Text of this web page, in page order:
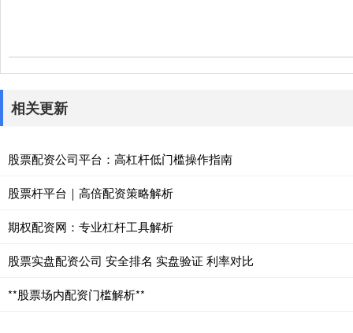
相关更新
股票配资公司平台：高杠杆低门槛操作指南
股票杆平台｜高倍配资策略解析
期权配资网：专业杠杆工具解析
股票实盘配资公司 安全排名 实盘验证 利率对比
**股票场内配资门槛解析**